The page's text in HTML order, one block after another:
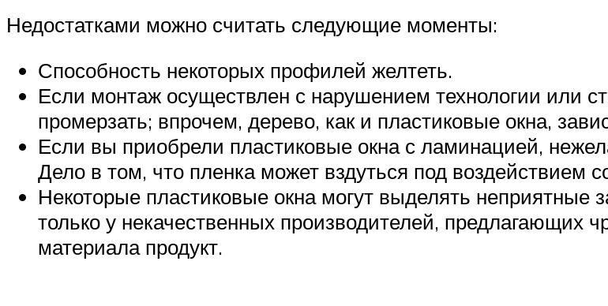
Недостатками можно считать следующие моменты:
Способность некоторых профилей желтеть.
Если монтаж осуществлен с нарушением технологии или
промерзать; впрочем, дерево, как и пластиковые окна,
Если вы приобрели пластиковые окна с ламинацией,
Дело в том, что пленка может вздуться под воздействием
Некоторые пластиковые окна могут выделять неприятные
только у некачественных производителей, предлагающих
материала продукт.